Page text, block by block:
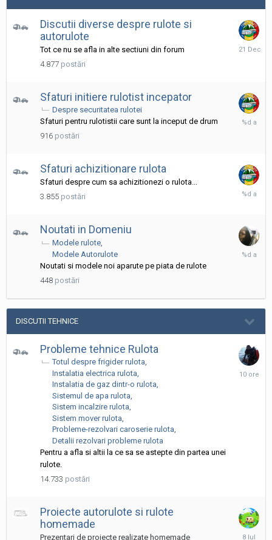
Discutii diverse despre rulote si
autorulote
Tot ce nu se afla in alte sectiuni din forum
4.877 postări
21
Sfaturi initiere rulotist incepator
Despre securitatea rulotei
Sfaturi pentru rulotistii care sunt la inceput de drum
916 postări
25
Sfaturi achizitionare rulota
Sfaturi despre cum sa achizitionezi o rulota...
3.855 postări
29
Noutati in Domeniu
Modele rulote
Modele Autorulote
Noutati si modele noi aparute pe piata de rulote
448 postări
11
DISCUTII TEHNICE
Probleme tehnice Rulota
Totul despre frigider rulota
Instalatia electrica rulota
Instalatia de gaz dintr-o rulota
Sistemul de apa rulota
Sistem incalzire rulota
Sistem mover rulota
Probleme-rezolvari caroserie rulota
Detalii rezolvari probleme rulota
Pentru a afla si altii la ce sa se astepte din partea unei
rulote.
14.733 postări
în
Proiecte autorulote si rulote
homemade
Prezentari de proiecte realizate homemade